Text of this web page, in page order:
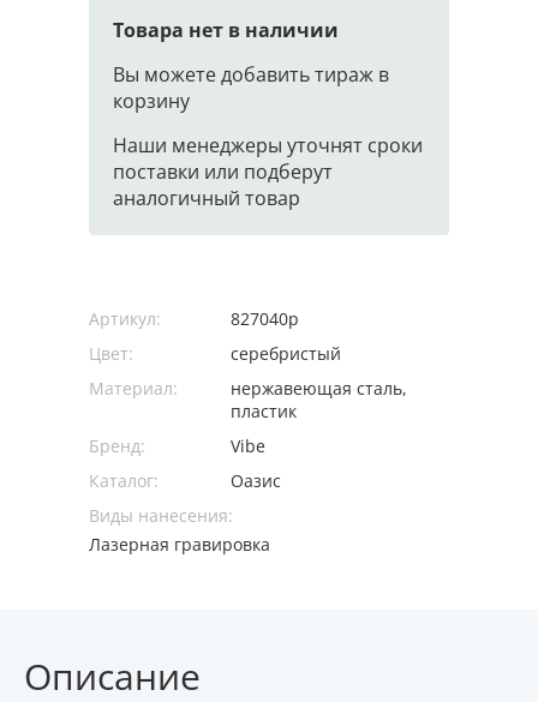
Товара нет в наличии
Вы можете добавить тираж в
корзину
Наши менеджеры уточнят сроки
поставки или подберут
аналогичный товар
Артикул:
827040p
Цвет:
серебристый
Материал:
нержавеющая cталь,
пластик
Бренд:
Vibe
Каталог:
Оазис
Виды нанесения:
Лазерная гравировка
Описание